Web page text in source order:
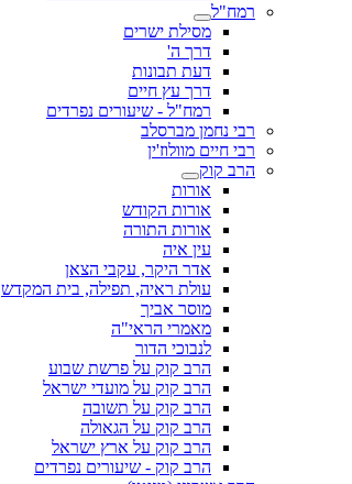
רמח"ל
מסילת ישרים
דרך ה'
דעת תבונות
דרך עץ חיים
רמח"ל - שיעורים נפרדים
רבי נחמן מברסלב
רבי חיים מוולוז'ין
הרב קוק
אורות
אורות הקודש
אורות התורה
עין איה
אדר היקר, עקבי הצאן
עולת ראיה, תפילה, בית המקדש
מוסר אביך
מאמרי הראי"ה
לנבוכי הדור
הרב קוק על פרשת שבוע
הרב קוק על מועדי ישראל
הרב קוק על תשובה
הרב קוק על הגאולה
הרב קוק על ארץ ישראל
הרב קוק - שיעורים נפרדים